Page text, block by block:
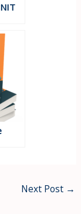
Next Post →